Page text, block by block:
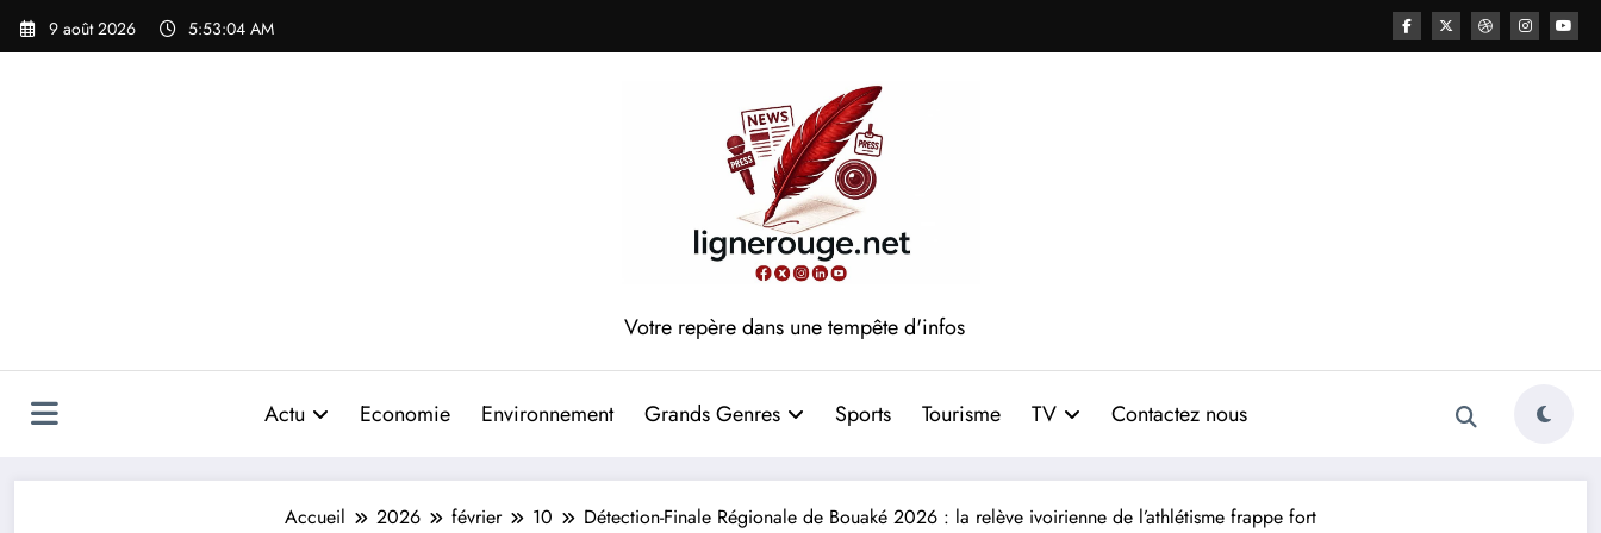
Aller
9 août 2026 5:53:07 AM
Votre repère dans une tempête d'infos
Actu Economie Environnement Grands Genres Sports Tourisme TV Contactez nous
Accueil 2026 février 10 Détection-Finale Régionale de Bouaké 2026 : la relève ivoirienne de l’athlétisme frappe fort